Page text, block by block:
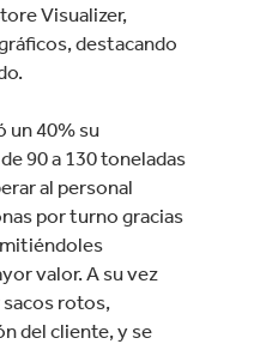
Visualizer,
destacando
un 40% su
90 a 130 toneladas
al personal
por turno gracias
valor. A su vez
sacos rotos,
del cliente, y se